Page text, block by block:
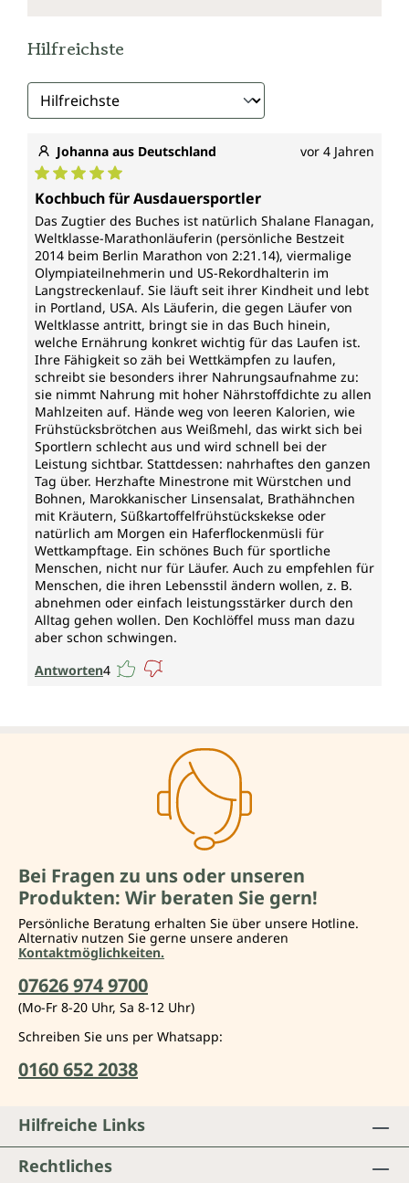
Hilfreichste
Johanna aus Deutschland vor 4 Jahren
Durchschnittliche Bewertung von 5 von 5 Sternen
Kochbuch für Ausdauersportler
Das Zugtier des Buches ist natürlich Shalane Flanagan,
Weltklasse-Marathonläuferin (persönliche Bestzeit
2014 beim Berlin Marathon von 2:21.14), viermalige
Olympiateilnehmerin und US-Rekordhalterin im
Langstreckenlauf. Sie läuft seit ihrer Kindheit und lebt
in Portland, USA. Als Läuferin, die gegen Läufer von
Weltklasse antritt, bringt sie in das Buch hinein,
welche Ernährung konkret wichtig für das Laufen ist.
Ihre Fähigkeit so zäh bei Wettkämpfen zu laufen,
schreibt sie besonders ihrer Nahrungsaufnahme zu:
sie nimmt Nahrung mit hoher Nährstoffdichte zu allen
Mahlzeiten auf. Hände weg von leeren Kalorien, wie
Frühstücksbrötchen aus Weißmehl, das wirkt sich bei
Sportlern schlecht aus und wird schnell bei der
Leistung sichtbar. Stattdessen: nahrhaftes den ganzen
Tag über. Herzhafte Minestrone mit Würstchen und
Bohnen, Marokkanischer Linsensalat, Brathähnchen
mit Kräutern, Süßkartoffelfrühstückskekse oder
natürlich am Morgen ein Haferflockenmüsli für
Wettkampftage. Ein schönes Buch für sportliche
Menschen, nicht nur für Läufer. Auch zu empfehlen für
Menschen, die ihren Lebensstil ändern wollen, z. B.
abnehmen oder einfach leistungsstärker durch den
Alltag gehen wollen. Den Kochlöffel muss man dazu
aber schon schwingen.
Antworten4
Bei Fragen zu uns oder unseren
Produkten: Wir beraten Sie gern!
Persönliche Beratung erhalten Sie über unsere Hotline.
Alternativ nutzen Sie gerne unsere anderen
Kontaktmöglichkeiten.
07626 974 9700
(Mo-Fr 8-20 Uhr, Sa 8-12 Uhr)
Schreiben Sie uns per Whatsapp:
0160 652 2038
Hilfreiche Links
Rechtliches